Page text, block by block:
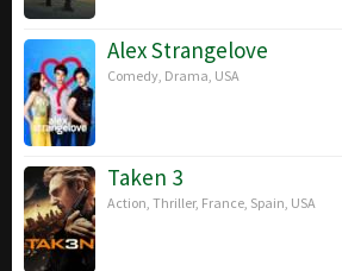
Alex Strangelove
Comedy Drama USA
Taken 3
Action Thriller, France Spain USA